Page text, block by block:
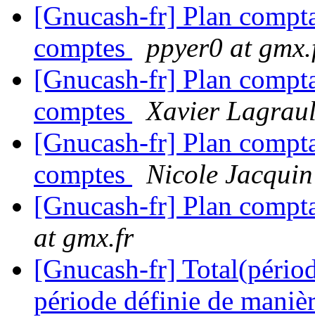
[Gnucash-fr] Plan
comptes
ppyer0 at
[Gnucash-fr] Plan
comptes
Xavier
[Gnucash-fr] Plan
comptes
Nicole Jacquin
[Gnucash-fr] Plan
at gmx.fr
[Gnucash-fr]
période définie de